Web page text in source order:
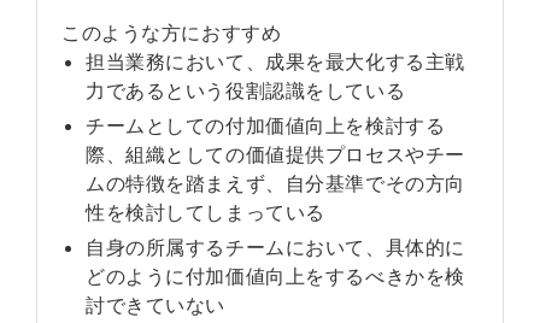
このような方におすすめ
担当業務において、成果を最大化する主戦
力であるという役割認識をしている
チームとしての付加価値向上を検討する
際、組織としての価値提供プロセスやチー
ムの特徴を踏まえず、自分基準でその方向
性を検討してしまっている
自身の所属するチームにおいて、具体的に
どのように付加価値向上をするべきかを検
討できていない